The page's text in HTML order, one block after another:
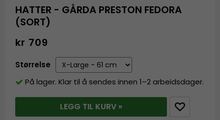
HATTER - GÅRDA PRESTON FEDORA
(SORT)
kr 709
Størrelse
På lager. Klar til å sendes innen 1–2 arbeidsdager.
LEGG TIL KURV »